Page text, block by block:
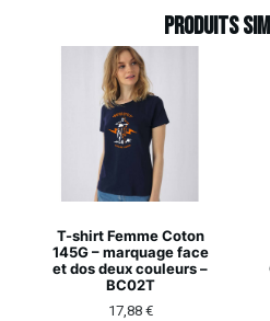
Produits
T-shirt Femme Coton
145G – marquage face
et dos deux couleurs –
BC02T
17,88 €